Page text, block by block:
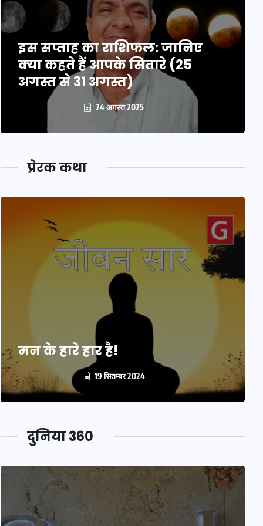
इस सप्ताह का राशिफल: जानिए
क्या कहते हैं आपके सितारे (25
अगस्त से 31 अगस्त)
24 अगस्त 2025
प्रेरक कथा
मन के हारे हार है!
19 सितम्बर 2024
दुनिया 360